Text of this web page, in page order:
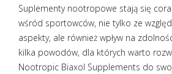
Suplementy nootropowe stają się
wśród sportowców, nie tylko ze
aspekty, ale również wpływ na
kilka powodów, dla których warto
Nootropic Biaxol Supplements do